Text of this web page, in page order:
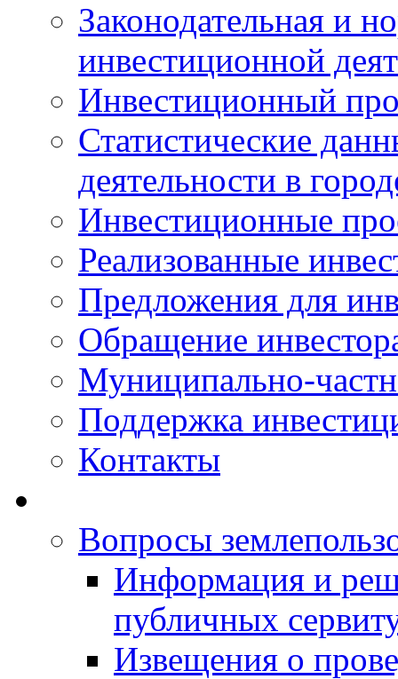
Законодательная и
инвестиционной
Инвестиционный
Статистические
деятельности в
Инвестиционные
Реализованные
Предложения для
Обращение
Муниципально-
Поддержка
Контакты
Вопросы
Информация и
публичных
Извещения о